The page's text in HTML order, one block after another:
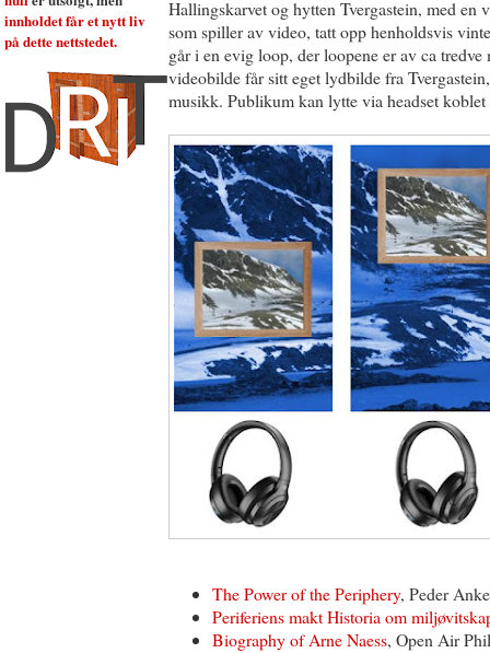
innholdet får et nytt liv
på dette nettstedet.
Hallingskarvet og hytten Tvergastein, med en
som spiller av video, tatt opp henholdsvis
går i en evig loop, der loopene er av ca
videobilde får sitt eget lydbilde fra
musikk. Publikum kan lytte via headset
The Power of the Periphery, Peder
Periferiens makt Historia om
Biography of Arne Naess, Open Air